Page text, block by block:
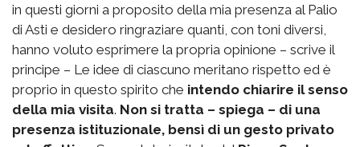
in questi giorni a proposito della mia presenza al Palio
di Asti e desidero ringraziare quanti, con toni diversi,
hanno voluto esprimere la propria opinione – scrive il
principe – Le idee di ciascuno meritano rispetto ed è
proprio in questo spirito che intendo chiarire il senso
della mia visita. Non si tratta – spiega – di una
presenza istituzionale, bensì di un gesto privato